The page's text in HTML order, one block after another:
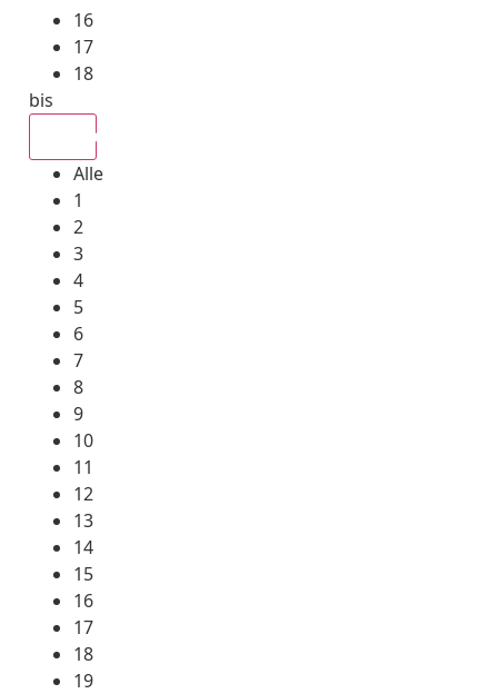
16
17
18
bis
Alle
1
2
3
4
5
6
7
8
9
10
11
12
13
14
15
16
17
18
19